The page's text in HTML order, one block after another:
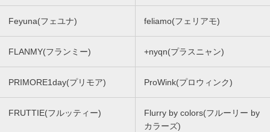
Feyuna(フェユナ) feliamo(フェリアモ)
FLANMY(フランミー) +nyqn(プラスニャン)
PRIMORE1day(プリモア) ProWink(プロウィンク)
FRUTTIE(フルッティー)
Flurry by colors(フルーリー by
カラーズ)